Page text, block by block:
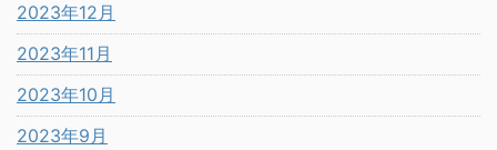
2023年12月
2023年11月
2023年10月
2023年9月